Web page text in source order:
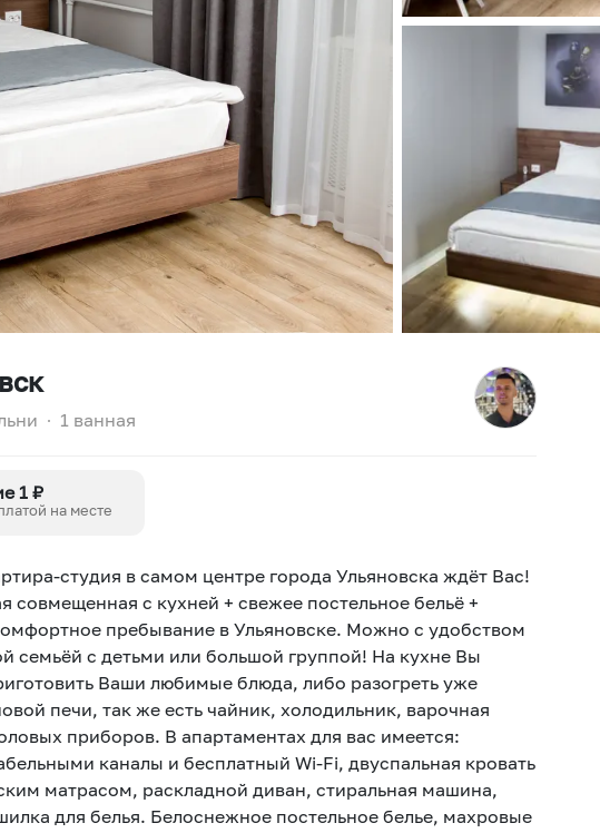
∙ 1 ванная
1 ₽
на месте
студия в самом центре города Ульяновска ждёт Вас!
совмещенная с кухней + свежее постельное бельё +
пребывание в Ульяновске. Можно с удобством
семьёй с детьми или большой группой! На кухне Вы
Ваши любимые блюда, либо разогреть уже
печи, так же есть чайник, холодильник, варочная
приборов. В апартаментах для вас имеется:
каналы и бесплатный Wi-Fi, двуспальная кровать
матрасом, раскладной диван, стиральная машина,
для белья. Белоснежное постельное белье, махровые